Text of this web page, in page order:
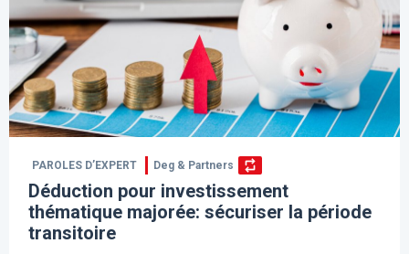
PAROLES D’EXPERT Deg & Partners
Déduction pour investissement
thématique majorée: sécuriser la période
transitoire